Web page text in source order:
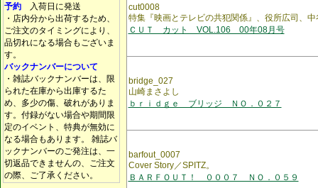
予約 入荷日に発送
・店内分から出荷するため、
ご注文のタイミングにより、
品切れになる場合もございま
す。
バックナンバーについて
・雑誌バックナンバーは、限
られた在庫から出庫するた
め、多少の傷、破れがありま
す。付録がない場合や期間限
定のイベント、特典が無効に
なる場合もあります。 雑誌バ
ックナンバーのご発注は、一
切返品できませんの、ご注文
の際、ご了承ください。
cut0008
特集『映画とテレビの共犯関係』、役所広司、
ＣＵＴ カット VOL.106 00年08月号
bridge_027
山崎まさよし
ｂｒｉｄｇｅ ブリッジ ＮＯ．０２７
barfout_0007
Cover Story／SPITZ。
ＢＡＲＦＯＵＴ！ ０００７ ＮＯ．０５９